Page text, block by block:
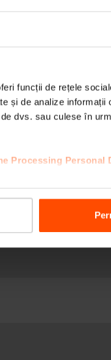
funcții de rețele
și de analize informații
dvs. sau culese în
Processing Personal